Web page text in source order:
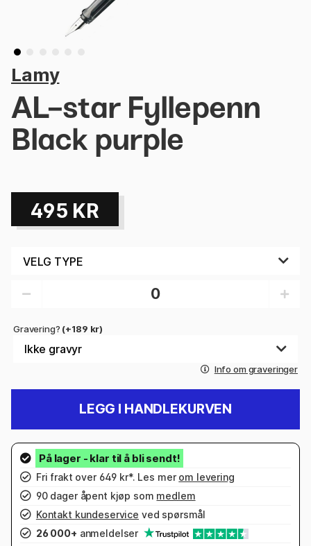
Lamy
AL-star Fyllepenn
Black purple
495 KR
Gravering? (+189 kr)
Info om graveringer
LEGG I HANDLEKURVEN
Fri frakt over 649 kr*. Les mer om levering
90 dager åpent kjøp som medlem
Kontakt kundeservice ved spørsmål
26 000+ anmeldelser